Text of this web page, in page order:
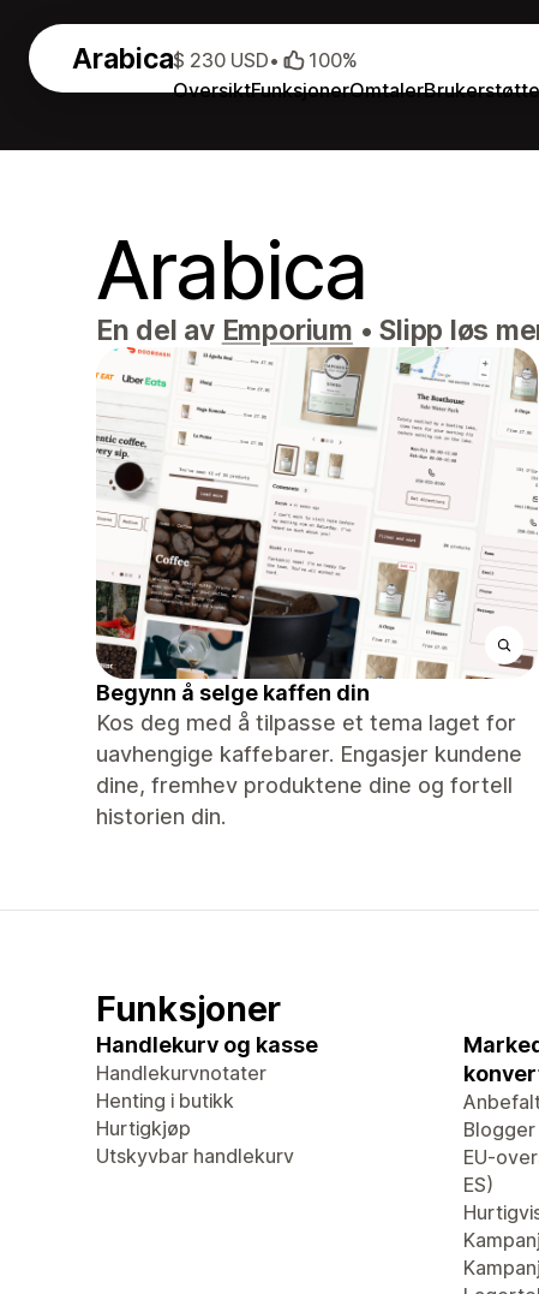
Arabica
OversiktFunksjonerOmtaler
$ 230 USD• 100%
Arabica
En del av Emporium • Slipp løs
Begynn å selge kaffen din
Kos deg med å tilpasse et tema laget for
uavhengige kaffebarer. Engasjer kundene
dine, fremhev produktene dine og fortell
historien din.
Funksjoner
Handlekurv og kasse
Handlekurvnotater
Henting i butikk
Hurtigkjøp
Utskyvbar handlekurv
Blogger
EU-
ES)